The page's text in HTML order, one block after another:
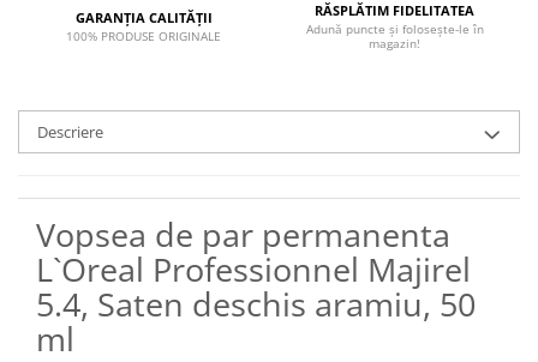
GARANȚIA CALITĂȚII
100% PRODUSE ORIGINALE
RĂSPLĂTIM FIDELITATEA
Adună puncte și folosește-le în
magazin!
Descriere
Vopsea de par permanenta
L`Oreal Professionnel Majirel
5.4, Saten deschis aramiu, 50
ml